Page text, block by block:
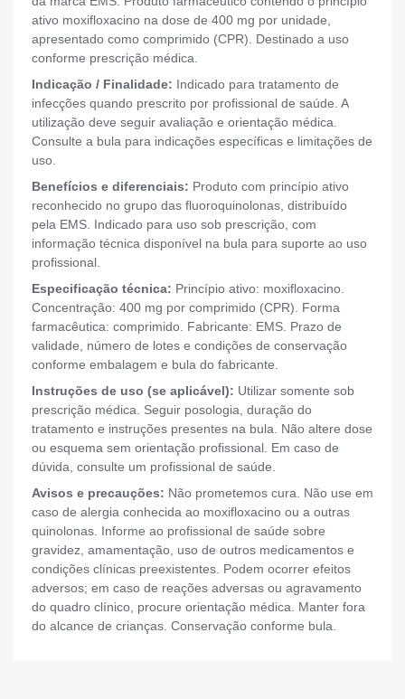
ativo moxifloxacino na dose de 400 mg por unidade,
apresentado como comprimido (CPR). Destinado a uso
conforme prescrição médica.
Indicação / Finalidade: Indicado para tratamento de
infecções quando prescrito por profissional de saúde. A
utilização deve seguir avaliação e orientação médica.
Consulte a bula para indicações específicas e limitações de
uso.
Benefícios e diferenciais: Produto com princípio ativo
reconhecido no grupo das fluoroquinolonas, distribuído
pela EMS. Indicado para uso sob prescrição, com
informação técnica disponível na bula para suporte ao uso
profissional.
Especificação técnica: Princípio ativo: moxifloxacino.
Concentração: 400 mg por comprimido (CPR). Forma
farmacêutica: comprimido. Fabricante: EMS. Prazo de
validade, número de lotes e condições de conservação
conforme embalagem e bula do fabricante.
Instruções de uso (se aplicável): Utilizar somente sob
prescrição médica. Seguir posologia, duração do
tratamento e instruções presentes na bula. Não altere dose
ou esquema sem orientação profissional. Em caso de
dúvida, consulte um profissional de saúde.
Avisos e precauções: Não prometemos cura. Não use em
caso de alergia conhecida ao moxifloxacino ou a outras
quinolonas. Informe ao profissional de saúde sobre
gravidez, amamentação, uso de outros medicamentos e
condições clínicas preexistentes. Podem ocorrer efeitos
adversos; em caso de reações adversas ou agravamento
do quadro clínico, procure orientação médica. Manter fora
do alcance de crianças. Conservação conforme bula.